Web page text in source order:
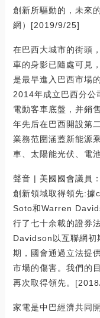
創新所驅動的，未來
網）[2019/9/25]
在巴西大城市的街頭
車的身影已隨處可見
是最早進入巴西市場
2014年成立巴西分公
電動客車底盤，并銷
年先后在巴西開設第
業務范圍涵蓋新能源
車、太陽能光伏、電
聲音 | 美國國會議員
創新領域取得領先:
Soto和Warren
行了七十余載的證券
Davidson以互聯網初
期，國會通過立法提
市場的傷害。我們的
再次取得領先。
家電是中巴經濟共同